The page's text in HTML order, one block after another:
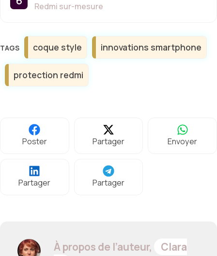
Redmi sur-mesure
Étiquettes
coque style innovations smartphone
protection redmi
Poster Partager Envoyer
Partager Partager
À propos de l’auteur, Clara